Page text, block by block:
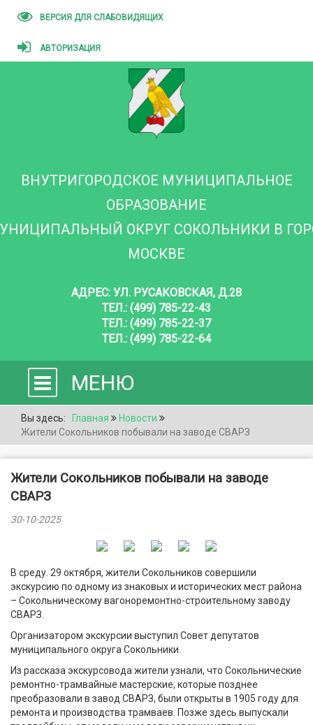
ВЕРСИЯ ДЛЯ СЛАБОВИДЯЩИХ
АВТОРИЗАЦИЯ
ВНУТРИГОРОДСКОЕ МУНИЦИПАЛЬНОЕ
ОБРАЗОВАНИЕ
ОКРУГ СОКОЛЬНИКИ В
МОСКВЕ
АДРЕС: УЛ. РУСАКОВСКАЯ, Д.28
ТЕЛ.: (499) 785-22-43
ТЕЛ.: (499) 785-22-37
ТЕЛ.: (499) 785-22-64
МЕНЮ
Вы здесь: Главная
Новости
Жители Сокольников побывали на заводе СВАРЗ
Жители Сокольников побывали на заводе
СВАРЗ
30-10-2025
В среду. 29 октября, жители Сокольников совершили
экскурсию по одному из знаковых и исторических мест района
– Сокольническому вагоноремонтно-строительному заводу
СВАРЗ.
Организатором экскурсии выступил Совет депутатов
муниципального округа Сокольники.
Из рассказа экскурсовода жители узнали, что Сокольнические
ремонтно-трамвайные мастерские, которые позднее
преобразовали в завод СВАРЗ, были открыты в 1905 году для
ремонта и производства трамваев. Позже здесь выпускали